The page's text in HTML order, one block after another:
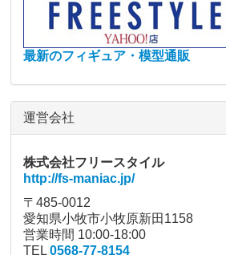
最新のフィギュア・模型通販
運営会社
株式会社フリースタイル
http://fs-maniac.jp/
〒485-0012
愛知県小牧市小牧原新田1158
営業時間 10:00-18:00
TEL0568-77-8154